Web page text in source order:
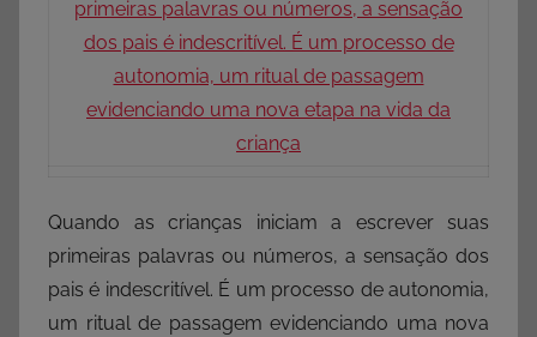
Quando as crianças iniciam a escrever suas
primeiras palavras ou números, a sensação dos
pais é indescritível. É um processo de autonomia,
um ritual de passagem evidenciando uma nova